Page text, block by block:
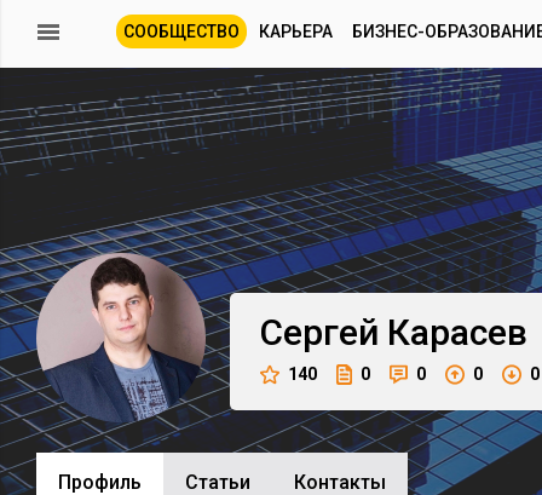
СООБЩЕСТВО КАРЬЕРА БИЗНЕС-
Сергей Карасев
140 0 0 0 0
Профиль Cтатьи Контакты